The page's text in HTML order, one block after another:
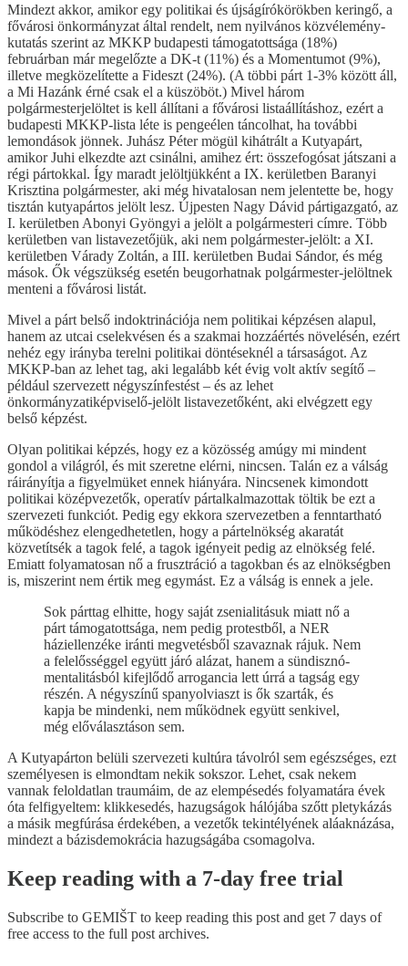
Mindezt akkor, amikor egy politikai és újságírókörökben keringő, a
fővárosi önkormányzat által rendelt, nem nyilvános közvélemény-
kutatás szerint az MKKP budapesti támogatottsága (18%)
februárban már megelőzte a DK-t (11%) és a Momentumot (9%),
illetve megközelítette a Fideszt (24%). (A többi párt 1-3% között áll,
a Mi Hazánk érné csak el a küszöböt.) Mivel három
polgármesterjelöltet is kell állítani a fővárosi listaállításhoz, ezért a
budapesti MKKP-lista léte is pengeélen táncolhat, ha további
lemondások jönnek. Juhász Péter mögül kihátrált a Kutyapárt,
amikor Juhi elkezdte azt csinálni, amihez ért: összefogósat játszani a
régi pártokkal. Így maradt jelöltjükként a IX. kerületben Baranyi
Krisztina polgármester, aki még hivatalosan nem jelentette be, hogy
tisztán kutyapártos jelölt lesz. Újpesten Nagy Dávid pártigazgató, az
I. kerületben Abonyi Gyöngyi a jelölt a polgármesteri címre. Több
kerületben van listavezetőjük, aki nem polgármester-jelölt: a XI.
kerületben Várady Zoltán, a III. kerületben Budai Sándor, és még
mások. Ők végszükség esetén beugorhatnak polgármester-jelöltnek
menteni a fővárosi listát.
Mivel a párt belső indoktrinációja nem politikai képzésen alapul,
hanem az utcai cselekvésen és a szakmai hozzáértés növelésén, ezért
nehéz egy irányba terelni politikai döntéseknél a társaságot. Az
MKKP-ban az lehet tag, aki legalább két évig volt aktív segítő –
például szervezett négyszínfestést – és az lehet
önkormányzatiképviselő-jelölt listavezetőként, aki elvégzett egy
belső képzést.
Olyan politikai képzés, hogy ez a közösség amúgy mi mindent
gondol a világról, és mit szeretne elérni, nincsen. Talán ez a válság
ráirányítja a figyelmüket ennek hiányára. Nincsenek kimondott
politikai középvezetők, operatív pártalkalmazottak töltik be ezt a
szervezeti funkciót. Pedig egy ekkora szervezetben a fenntartható
működéshez elengedhetetlen, hogy a pártelnökség akaratát
közvetítsék a tagok felé, a tagok igényeit pedig az elnökség felé.
Emiatt folyamatosan nő a frusztráció a tagokban és az elnökségben
is, miszerint nem értik meg egymást. Ez a válság is ennek a jele.
Sok párttag elhitte, hogy saját zsenialitásuk miatt nő a
párt támogatottsága, nem pedig protestből, a NER
háziellenzéke iránti megvetésből szavaznak rájuk. Nem
a felelősséggel együtt járó alázat, hanem a sündisznó-
mentalitásból kifejlődő arrogancia lett úrrá a tagság egy
részén. A négyszínű spanyolviaszt is ők szarták, és
kapja be mindenki, nem működnek együtt senkivel,
még előválasztáson sem.
A Kutyapárton belüli szervezeti kultúra távolról sem egészséges, ezt
személyesen is elmondtam nekik sokszor. Lehet, csak nekem
vannak feloldatlan traumáim, de az elempésedés folyamatára évek
óta felfigyeltem: klikkesedés, hazugságok hálójába szőtt pletykázás
a másik megfúrása érdekében, a vezetők tekintélyének aláaknázása,
mindezt a bázisdemokrácia hazugságába csomagolva.
Keep reading with a 7-day free trial
Subscribe to GEMIŠT to keep reading this post and get 7 days of
free access to the full post archives.